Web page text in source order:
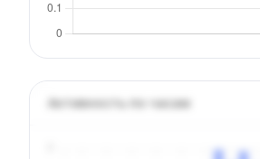
Активность по часам